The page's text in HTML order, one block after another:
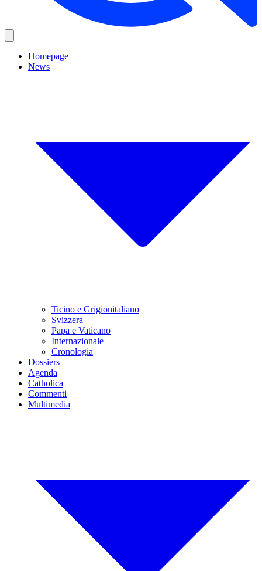
Homepage
News
Ticino e Grigionitaliano
Svizzera
Papa e Vaticano
Internazionale
Cronologia
Dossiers
Agenda
Catholica
Commenti
Multimedia